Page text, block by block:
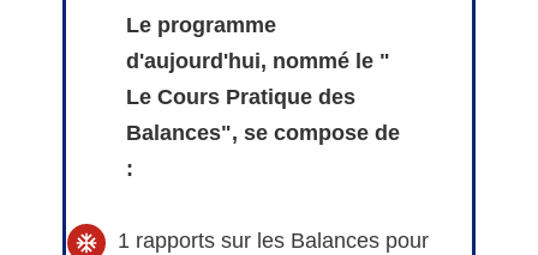
Le programme
d'aujourd'hui, nommé le "
Le Cours Pratique des
Balances", se compose de
:
1 rapports sur les Balances pour